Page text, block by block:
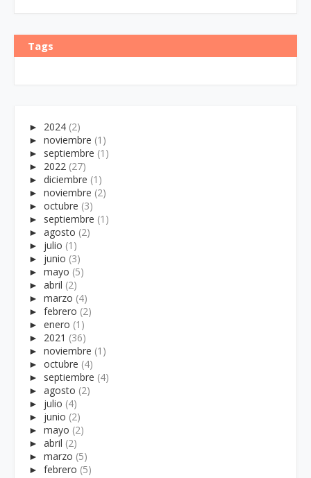
Tags
► 2024 (2)
► noviembre (1)
► septiembre (1)
► 2022 (27)
► diciembre (1)
► noviembre (2)
► octubre (3)
► septiembre (1)
► agosto (2)
► julio (1)
► junio (3)
► mayo (5)
► abril (2)
► marzo (4)
► febrero (2)
► enero (1)
► 2021 (36)
► noviembre (1)
► octubre (4)
► septiembre (4)
► agosto (2)
► julio (4)
► junio (2)
► mayo (2)
► abril (2)
► marzo (5)
► febrero (5)